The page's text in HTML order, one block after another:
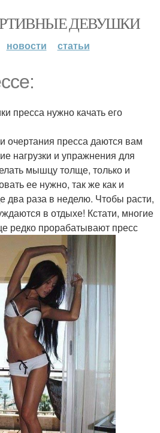
ДЕВУШКИ
новости статьи
пресса нужно качать его
пресса даются вам
нагрузки и упражнения для
мышцу толще, только и
ее нужно, так же как и
раза в неделю. Чтобы расти,
в отдыхе! Кстати, многие
редко прорабатывают пресс